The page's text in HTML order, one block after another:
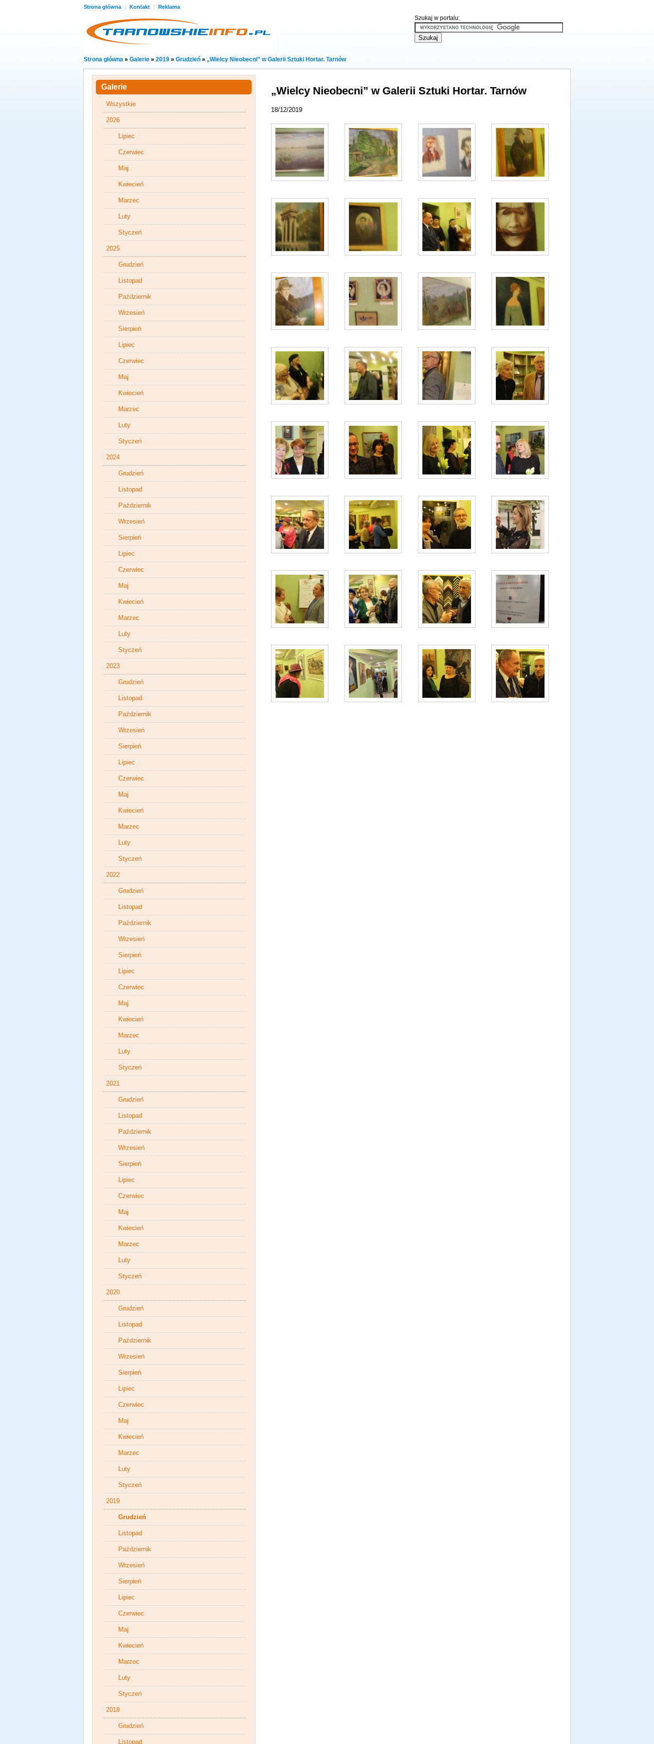
Strona główna | Kontakt | Reklama
Szukaj w portalu:
Strona główna » Galerie » 2019 » Grudzień » „Wielcy Nieobecni” w Galerii Sztuki Hortar. Tarnów
„Wielcy Nieobecni” w Galerii Sztuki Hortar. Tarnów
18/12/2019
Galerie
Wszystkie
2026
Lipiec
Czerwiec
Maj
Kwiecień
Marzec
Luty
Styczeń
2025
Grudzień
Listopad
Październik
Wrzesień
Sierpień
Lipiec
Czerwiec
Maj
Kwiecień
Marzec
Luty
Styczeń
2024
Grudzień
Listopad
Październik
Wrzesień
Sierpień
Lipiec
Czerwiec
Maj
Kwiecień
Marzec
Luty
Styczeń
2023
Grudzień
Listopad
Październik
Wrzesień
Sierpień
Lipiec
Czerwiec
Maj
Kwiecień
Marzec
Luty
Styczeń
2022
Grudzień
Listopad
Październik
Wrzesień
Sierpień
Lipiec
Czerwiec
Maj
Kwiecień
Marzec
Luty
Styczeń
2021
Grudzień
Listopad
Październik
Wrzesień
Sierpień
Lipiec
Czerwiec
Maj
Kwiecień
Marzec
Luty
Styczeń
2020
Grudzień
Listopad
Październik
Wrzesień
Sierpień
Lipiec
Czerwiec
Maj
Kwiecień
Marzec
Luty
Styczeń
2019
Grudzień
Listopad
Październik
Wrzesień
Sierpień
Lipiec
Czerwiec
Maj
Kwiecień
Marzec
Luty
Styczeń
2018
Grudzień
Listopad